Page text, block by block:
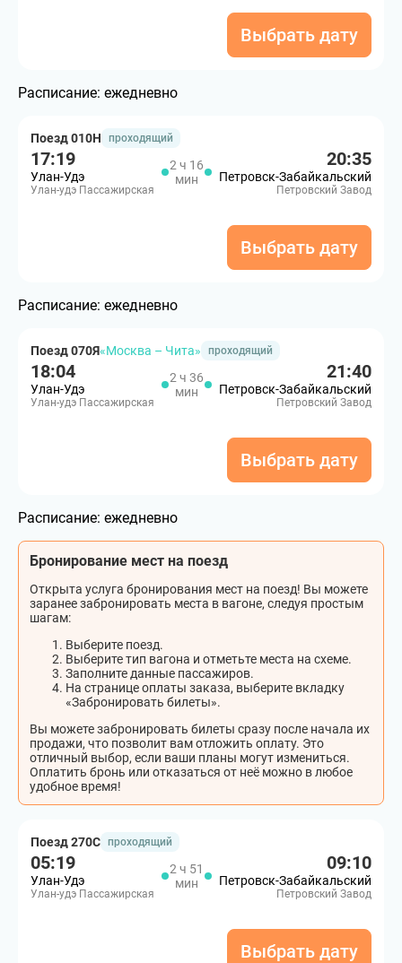
Выбрать дату
Расписание: ежедневно
Поезд 010Н проходящий
17:19
Улан-Удэ
Улан-удэ Пассажирская
2 ч 16
мин
20:35
Петровск-Забайкальский
Петровский Завод
Выбрать дату
Расписание: ежедневно
Поезд 070Я«Москва – Чита» проходящий
18:04
Улан-Удэ
Улан-удэ Пассажирская
2 ч 36
мин
21:40
Петровск-Забайкальский
Петровский Завод
Выбрать дату
Расписание: ежедневно
Бронирование мест на поезд
Открыта услуга бронирования мест на поезд! Вы можете
заранее забронировать места в вагоне, следуя простым
шагам:
Выберите поезд.
Выберите тип вагона и отметьте места на схеме.
Заполните данные пассажиров.
На странице оплаты заказа, выберите вкладку
«Забронировать билеты».
Вы можете забронировать билеты сразу после начала их
продажи, что позволит вам отложить оплату. Это
отличный выбор, если ваши планы могут измениться.
Оплатить бронь или отказаться от неё можно в любое
удобное время!
Поезд 270С проходящий
05:19
Улан-Удэ
Улан-удэ Пассажирская
2 ч 51
мин
09:10
Петровск-Забайкальский
Петровский Завод
Выбрать дату